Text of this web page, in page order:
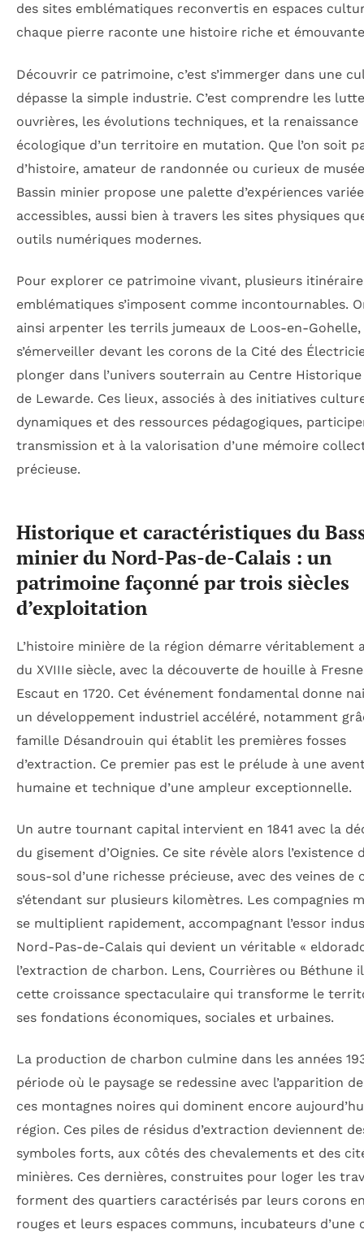
des sites emblématiques reconvertis en espaces
chaque pierre raconte une histoire riche et
Découvrir ce patrimoine, c’est s’immerger dans une
dépasse la simple industrie. C’est comprendre les
ouvrières, les évolutions techniques, et la renaissance
écologique d’un territoire en mutation. Que l’on soit
d’histoire, amateur de randonnée ou curieux de
Bassin minier propose une palette d’expériences
accessibles, aussi bien à travers les sites physiques
outils numériques modernes.
Pour explorer ce patrimoine vivant, plusieurs
emblématiques s’imposent comme incontournables.
ainsi arpenter les terrils jumeaux de Loos-en-Gohelle,
s’émerveiller devant les corons de la Cité des
plonger dans l’univers souterrain au Centre
de Lewarde. Ces lieux, associés à des initiatives
dynamiques et des ressources pédagogiques,
transmission et à la valorisation d’une mémoire
précieuse.
Historique et caractéristiques du
minier du Nord-Pas-de-Calais : un
patrimoine façonné par trois siècles
d’exploitation
L’histoire minière de la région démarre véritablement
du XVIIIe siècle, avec la découverte de houille à
Escaut en 1720. Cet événement fondamental donne
un développement industriel accéléré, notamment
famille Désandrouin qui établit les premières fosses
d’extraction. Ce premier pas est le prélude à une
humaine et technique d’une ampleur exceptionnelle.
Un autre tournant capital intervient en 1841 avec la
du gisement d’Oignies. Ce site révèle alors l’existence
sous-sol d’une richesse précieuse, avec des veines de
s’étendant sur plusieurs kilomètres. Les compagnies
se multiplient rapidement, accompagnant l’essor
Nord-Pas-de-Calais qui devient un véritable «
l’extraction de charbon. Lens, Courrières ou Béthune
cette croissance spectaculaire qui transforme le
ses fondations économiques, sociales et urbaines.
La production de charbon culmine dans les années
période où le paysage se redessine avec l’apparition
ces montagnes noires qui dominent encore
région. Ces piles de résidus d’extraction deviennent
symboles forts, aux côtés des chevalements et des
minières. Ces dernières, construites pour loger les
forment des quartiers caractérisés par leurs corons
rouges et leurs espaces communs, incubateurs d’une